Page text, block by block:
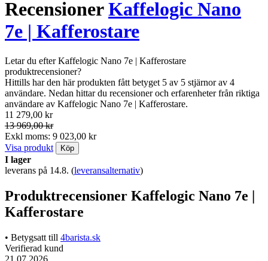
RecensionerKaffelogic Nano
7e | Kafferostare
Letar du efter Kaffelogic Nano 7e | Kafferostare
produktrecensioner?
Hittills har den här produkten fått betyget 5 av 5 stjärnor av 4
användare. Nedan hittar du recensioner och erfarenheter från riktiga
användare av Kaffelogic Nano 7e | Kafferostare.
11 279,00 kr
13 969,00 kr
Exkl moms: 9 023,00 kr
Visa produkt
Köp
I lager
leverans på 14.8. (leveransalternativ)
Produktrecensioner Kaffelogic Nano 7e |
Kafferostare
• Betygsatt till 4barista.sk
Verifierad kund
21.07.2026